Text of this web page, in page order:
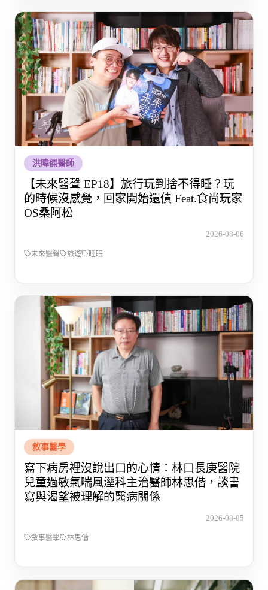
洪暐傑醫師
【未來醫聲 EP18】旅行玩到捨不得睡？玩
的時候沒感覺，回家開始還債 Feat.食尚玩家
OS桑阿松
2026-08-06
未來醫聲 旅遊 睡眠
敘事醫學
寫下病房裡沒說出口的心情：林口長庚醫院
兒童過敏氣喘風溼科主治醫師林思偕，談書
寫與渴望被理解的醫病關係
2026-08-05
敘事醫學 林思偕